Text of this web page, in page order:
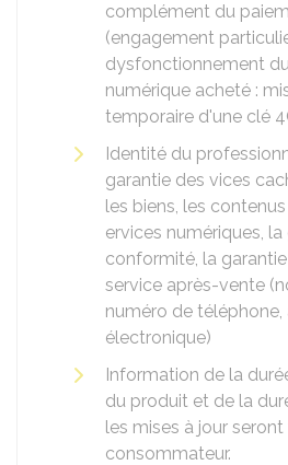
complément du
(engagement
dysfonctionnement
numérique acheté :
temporaire d'une clé
Identité du
garantie des vices
les biens, les
ervices numériques,
conformité, la
service après-vente
numéro de téléphone,
électronique)
Information de la
du produit et de la
les mises à jour
consommateur.